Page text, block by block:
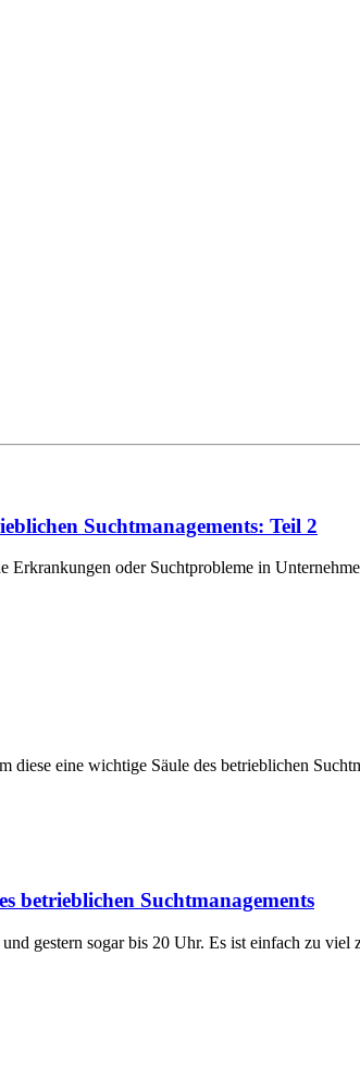
Suchtmanagements: Teil 2
oder Suchtprobleme in
eine wichtige Säule des betrieblichen
betrieblichen Suchtmanagements
gestern sogar bis 20 Uhr. Es ist einfach zu